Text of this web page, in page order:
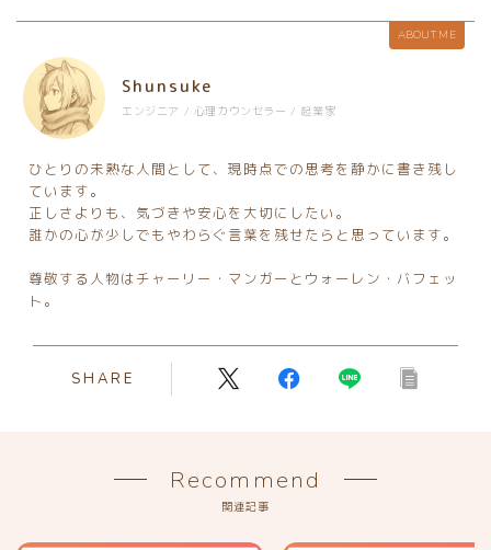
ABOUT ME
Shunsuke
エンジニア / 心理カウンセラー / 起業家
ひとりの未熟な人間として、現時点での思考を静かに書き残し
ています。
正しさよりも、気づきや安心を大切にしたい。
誰かの心が少しでもやわらぐ言葉を残せたらと思っています。
尊敬する人物はチャーリー・マンガーとウォーレン・バフェッ
ト。
SHARE
Recommend
関連記事